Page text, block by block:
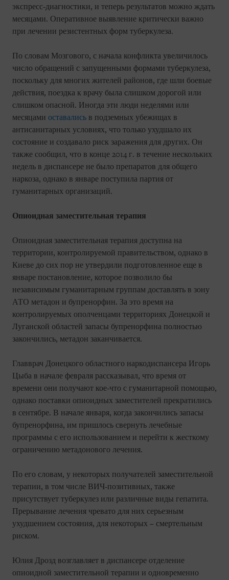
экспресс-диагностики, и теперь результатов можно ждать
месяцами. Оперативное выявление критически важно
при лечении резистентных форм туберкулеза.
По словам Мозгового, с начала конфликта увеличилось
число обращений с запущенными формами туберкулеза,
поскольку для многих жителей районов, где шли боевые
действия, поездка к врачу была слишком дорогой или
слишком опасной. Иногда эти люди неделями или
месяцами оставались в подземных убежищах в
антисанитарных условиях, что только ухудшало их
состояние и создавало риск заражения для других. Он
также сообщил, что в конце 2014 г. в течение нескольких
недель в диспансере не было препаратов для общего
наркоза, однако в январе поступила партия от
гуманитарных организаций.
Опиоидная заместительная терапия
Опиоидная заместительная терапия доступна на
территории, контролируемой правительством, однако в
Киеве до сих пор не утвердили подготовленное еще в
январе постановление, которое позволило бы
независимым гуманитарным группам доставлять в зону
АТО метадон и бупренорфин. За это время на
контролируемых ополченцами территориях Донецкой и
Луганской областей запасы бупренорфина полностью
закончились, метадон заканчивается.
Главврач Донецкого областного наркодиспансера Игорь
Цыба в начале февраля рассказывал, что время от
времени они получают кое-что с гуманитарной помощью,
однако поставки опиоидных заместителей прекратились
в сентябре. В начале января, когда закончились запасы
бупренорфина, им пришлось свернуть лечебные
программы с его использованием и перейти к жесткому
ограничению метадонового лечения.
По его словам, у некоторых получателей заместительной
терапии, в том числе ВИЧ-позитивных, также
присутствует туберкулез или различные виды гепатита.
Прерывание лечения чревато для них серьезным
ухудшением состояния, для некоторых – смертельным
риском.
Юлия Дрозд возглавляет в диспансере отделение
опиоидной заместительной терапии и одновременно